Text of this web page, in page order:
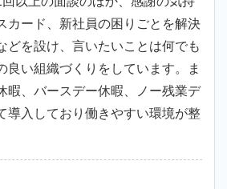
カード、新社員の困りごとを解決
どを設け、言いたいことは何でも
良い組織づくりをしています。ま
暇、バースデー休暇、ノー残業デ
導入しており働きやすい環境が整